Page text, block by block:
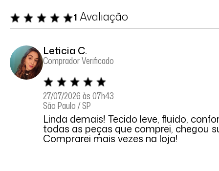
1 Avaliação
Leticia C.
Comprador Verificado
27/07/2026 às 07h43
São Paulo / SP
Linda demais! Tecido leve, fluido,
todas as peças que comprei, chegou
Comprarei mais vezes na loja!